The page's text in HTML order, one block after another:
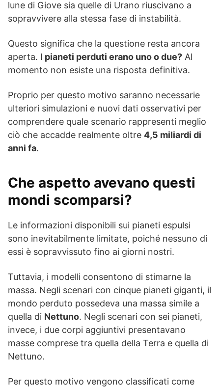
lune di Giove sia quelle di Urano riuscivano a
sopravvivere alla stessa fase di instabilità.
Questo significa che la questione resta ancora
aperta. I pianeti perduti erano uno o due? Al
momento non esiste una risposta definitiva.
Proprio per questo motivo saranno necessarie
ulteriori simulazioni e nuovi dati osservativi per
comprendere quale scenario rappresenti meglio
ciò che accadde realmente oltre 4,5 miliardi di
anni fa.
Che aspetto avevano questi
mondi scomparsi?
Le informazioni disponibili sui pianeti espulsi
sono inevitabilmente limitate, poiché nessuno di
essi è sopravvissuto fino ai giorni nostri.
Tuttavia, i modelli consentono di stimarne la
massa. Negli scenari con cinque pianeti giganti, il
mondo perduto possedeva una massa simile a
quella di Nettuno. Negli scenari con sei pianeti,
invece, i due corpi aggiuntivi presentavano
masse comprese tra quella della Terra e quella di
Nettuno.
Per questo motivo vengono classificati come